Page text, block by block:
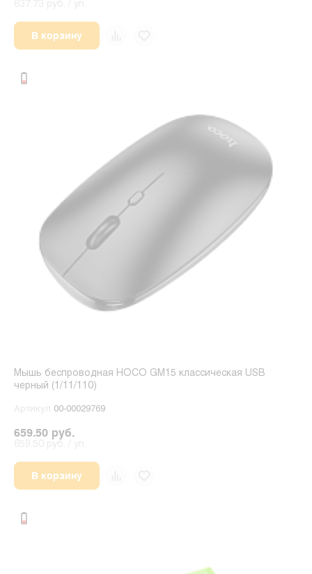
В корзину
Мышь беспроводная HOCO GM15 классическая USB
черный (1/11/110)
Артикул 00-00029769
659.50 руб.
В корзину